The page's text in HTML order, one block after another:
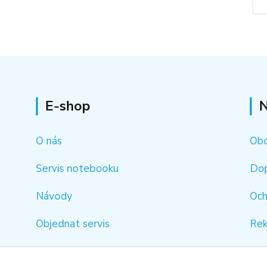
E-shop
O nás
Servis notebooku
Návody
Objednat servis
Kontakt